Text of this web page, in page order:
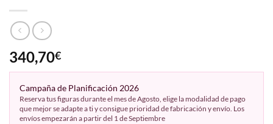
340,70€
Campaña de Planificación 2026
Reserva tus figuras durante el mes de Agosto, elige la modalidad de pago
que mejor se adapte a ti y consigue prioridad de fabricación y envío. Los
envíos empezarán a partir del 1 de Septiembre